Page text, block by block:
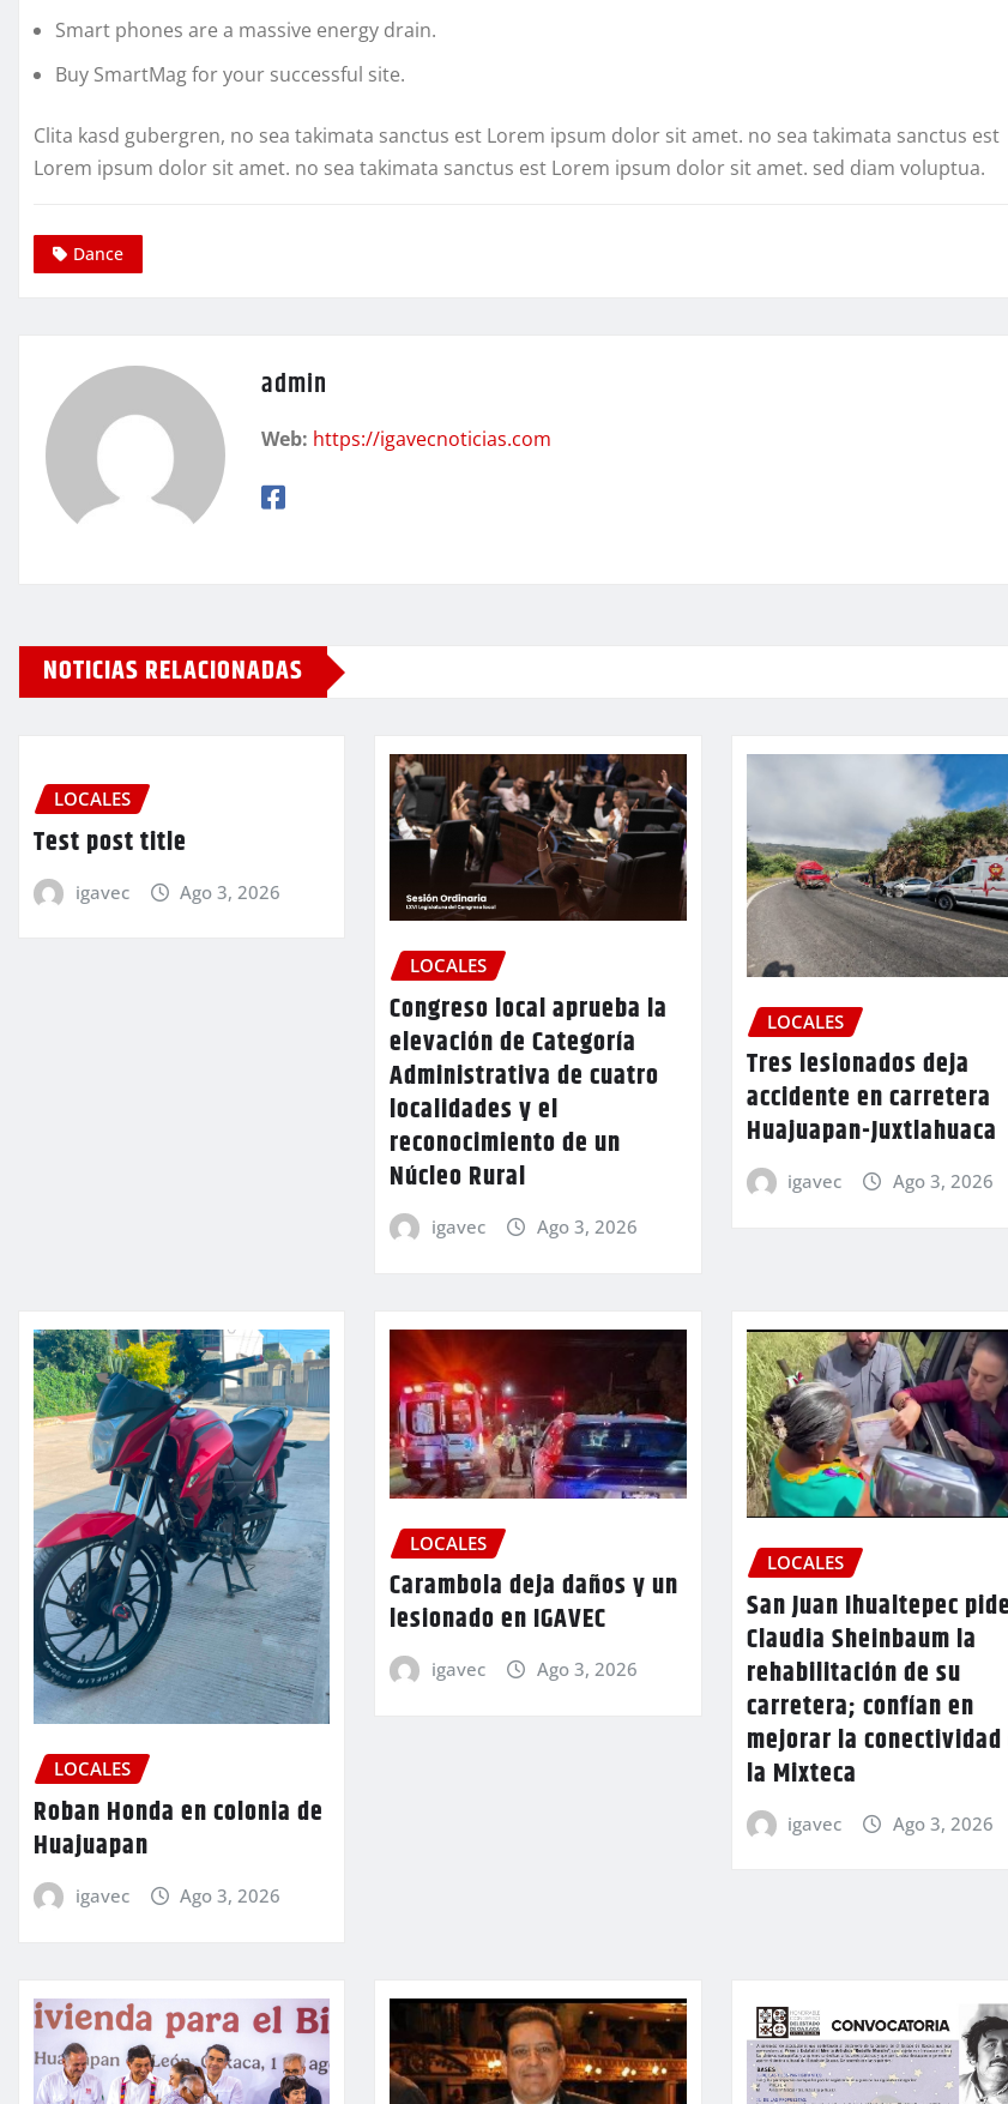
Smart phones are a massive energy drain.
Buy SmartMag for your successful site.
Clita kasd gubergren, no sea takimata sanctus est Lorem ipsum dolor sit amet. no sea takimata sanctus est
Lorem ipsum dolor sit amet. no sea takimata sanctus est Lorem ipsum dolor sit amet. sed diam voluptua.
Dance
admin
Web: https://igavecnoticias.com
NOTICIAS RELACIONADAS
LOCALES
Test post title
igavec Ago 3, 2026
LOCALES
Congreso local aprueba la
elevación de Categoría
Administrativa de cuatro
localidades y el
reconocimiento de un
Núcleo Rural
igavec Ago 3, 2026
LOCALES
Tres lesionados deja
accidente en carretera
Huajuapan-Juxtlahuaca
igavec Ago 3, 2026
LOCALES
Roban Honda en colonia de
Huajuapan
igavec Ago 3, 2026
LOCALES
Carambola deja daños y un
lesionado en IGAVEC
igavec Ago 3, 2026
LOCALES
San Juan Ihualtepec
Claudia Sheinbaum la
rehabilitación de su
carretera; confían en
mejorar la conectividad
la Mixteca
igavec Ago 3, 2026